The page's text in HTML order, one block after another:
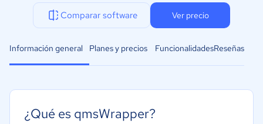
Comparar software Ver precio
Información general Planes y precios FuncionalidadesReseñas
¿Qué es qmsWrapper?